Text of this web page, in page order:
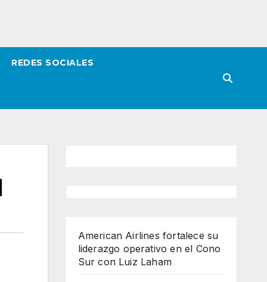
REDES SOCIALES
American Airlines fortalece su
liderazgo operativo en el Cono
Sur con Luiz Laham